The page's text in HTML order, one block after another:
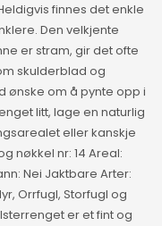
finnes det enkle
Den velkjente
er stram, gir det ofte
skulderblad og
ønske om å pynte opp i
litt, lage en naturlig
eller kanskje
nøkkel nr: 14 Areal:
Nei Jaktbare Arter:
Orrfugl, Storfugl og
er et fint og